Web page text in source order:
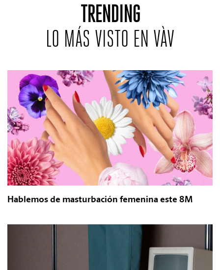
TRENDING
LO MÁS VISTO EN VÀV
Hablemos de masturbación femenina este 8M